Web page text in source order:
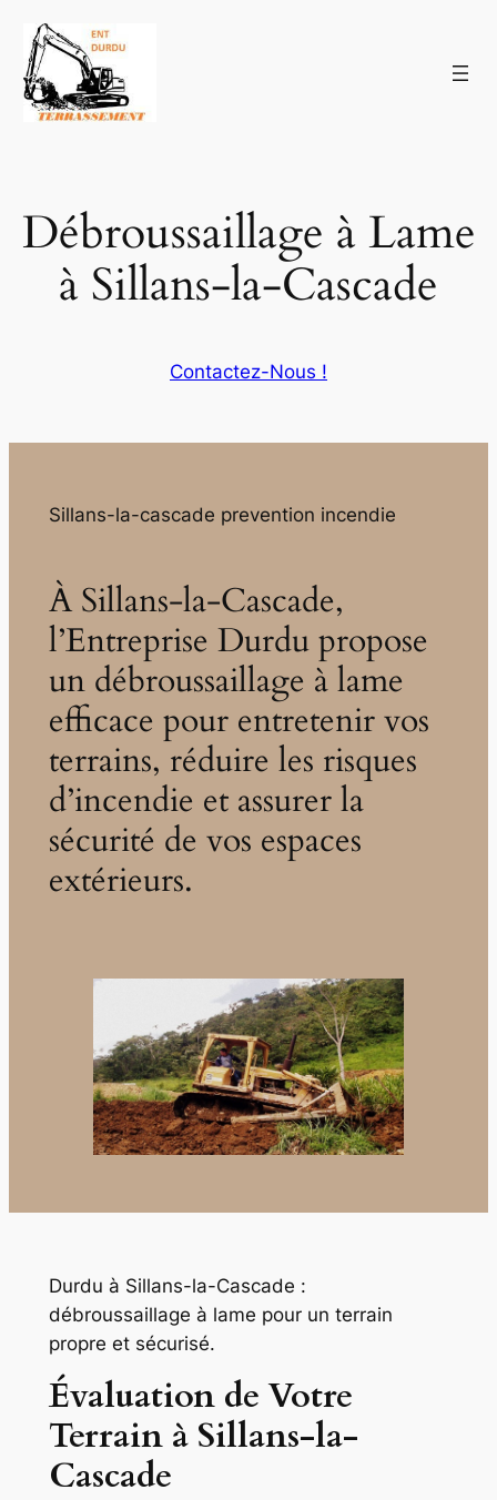
Aller
contenu
Débroussaillage à Lame
à Sillans-la-Cascade
Contactez-Nous !
Sillans-la-cascade prevention incendie
À Sillans-la-Cascade,
l’Entreprise Durdu propose
un débroussaillage à lame
efficace pour entretenir vos
terrains, réduire les risques
d’incendie et assurer la
sécurité de vos espaces
extérieurs.
Durdu à Sillans-la-Cascade :
débroussaillage à lame pour un terrain
propre et sécurisé.
Évaluation de Votre
Terrain à Sillans-la-
Cascade